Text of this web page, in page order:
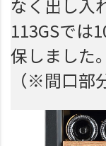
なく出し入
113GSでは
保しました。
（※間口部